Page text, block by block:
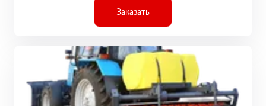
Заказать